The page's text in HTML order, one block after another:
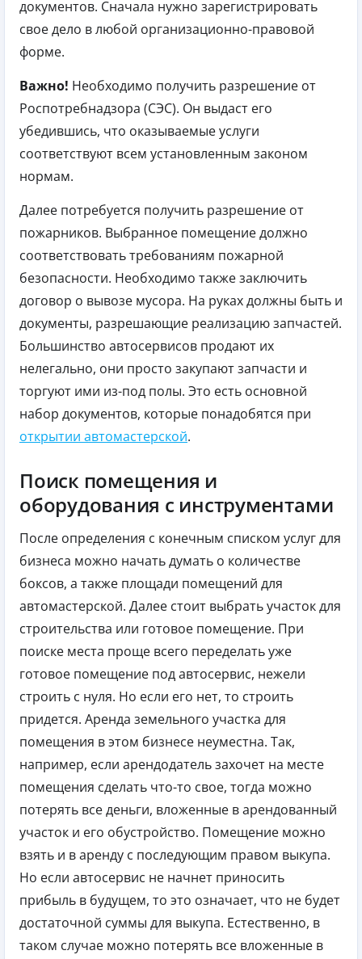
документов. Сначала нужно зарегистрировать
свое дело в любой организационно-правовой
форме.
Важно! Необходимо получить разрешение от
Роспотребнадзора (СЭС). Он выдаст его
убедившись, что оказываемые услуги
соответствуют всем установленным законом
нормам.
Далее потребуется получить разрешение от
пожарников. Выбранное помещение должно
соответствовать требованиям пожарной
безопасности. Необходимо также заключить
договор о вывозе мусора. На руках должны быть и
документы, разрешающие реализацию запчастей.
Большинство автосервисов продают их
нелегально, они просто закупают запчасти и
торгуют ими из-под полы. Это есть основной
набор документов, которые понадобятся при
открытии автомастерской.
Поиск помещения и
оборудования с инструментами
После определения с конечным списком услуг для
бизнеса можно начать думать о количестве
боксов, а также площади помещений для
автомастерской. Далее стоит выбрать участок для
строительства или готовое помещение. При
поиске места проще всего переделать уже
готовое помещение под автосервис, нежели
строить с нуля. Но если его нет, то строить
придется. Аренда земельного участка для
помещения в этом бизнесе неуместна. Так,
например, если арендодатель захочет на месте
помещения сделать что-то свое, тогда можно
потерять все деньги, вложенные в арендованный
участок и его обустройство. Помещение можно
взять и в аренду с последующим правом выкупа.
Но если автосервис не начнет приносить
прибыль в будущем, то это означает, что не будет
достаточной суммы для выкупа. Естественно, в
таком случае можно потерять все вложенные в